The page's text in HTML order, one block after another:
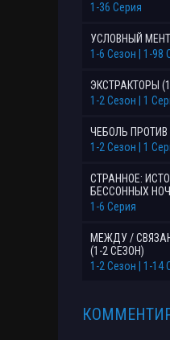
1-36 Серия
УСЛОВНЫЙ
1-6 Сезон | 1-98
ЭКСТРАКТОРЫ
1-2 Сезон | 1
ЧЕБОЛЬ ПРОТИВ
1-2 Сезон | 1
СТРАННОЕ:
БЕССОННЫХ
1-6 Серия
МЕЖДУ /
(1-2 СЕЗОН)
1-2 Сезон | 1-14